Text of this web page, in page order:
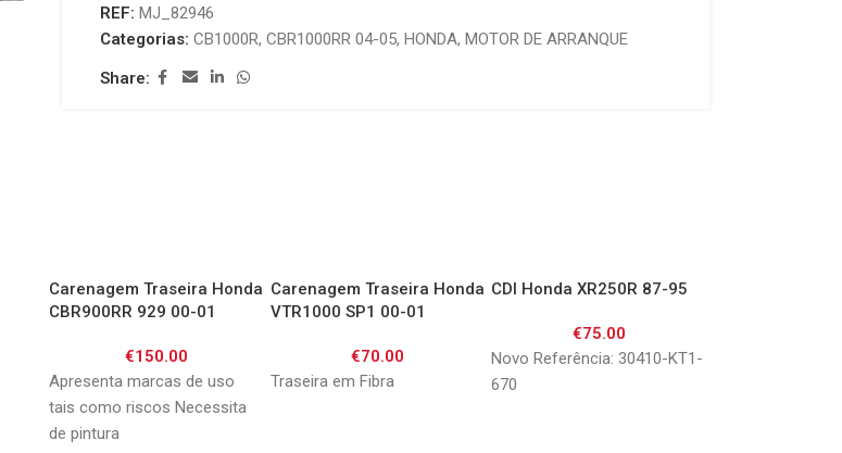
REF: MJ_82946
Categorias: CB1000R, CBR1000RR 04-05, HONDA, MOTOR DE ARRANQUE
Share:
Carenagem Traseira Honda
CBR900RR 929 00-01
€150.00
Apresenta marcas de uso
tais como riscos Necessita
de pintura
Carenagem Traseira Honda
VTR1000 SP1 00-01
€70.00
Traseira em Fibra
CDI Honda XR250R 87-95
€75.00
Novo Referência: 30410-KT1-
670